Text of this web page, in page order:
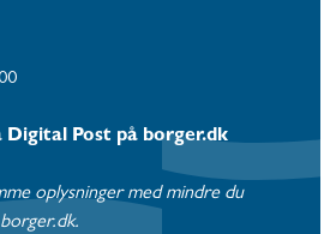
Digital Post på borger.dk
oplysninger med mindre du